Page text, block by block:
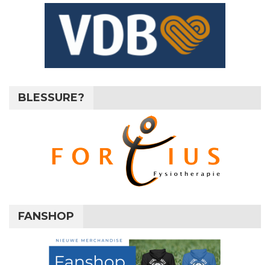
BLESSURE?
FANSHOP